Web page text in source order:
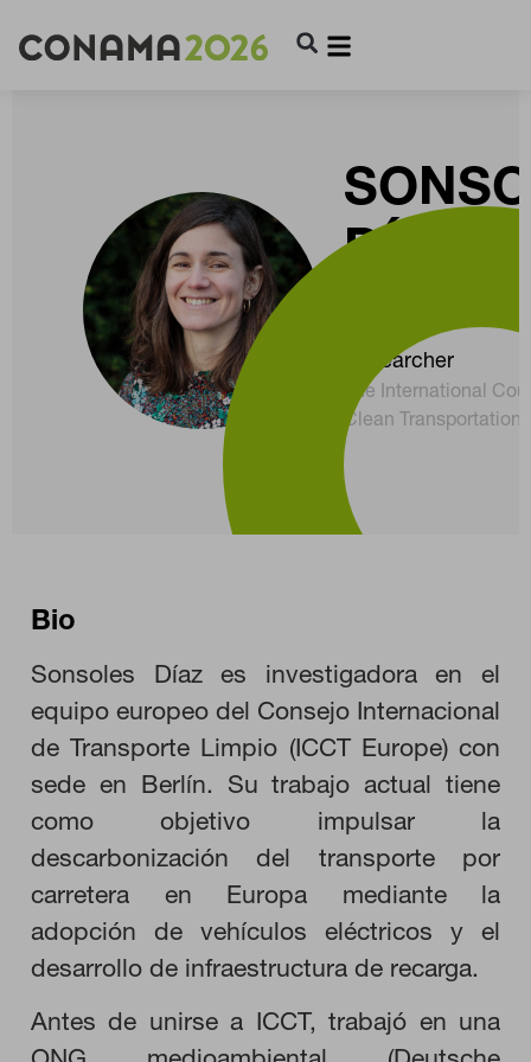
DÍAZ
Researcher
The International
Clean Transportation
Bio
Sonsoles Díaz es investigadora en el
equipo europeo del Consejo Internacional
de Transporte Limpio (ICCT Europe) con
sede en Berlín. Su trabajo actual tiene
como objetivo impulsar la
descarbonización del transporte por
carretera en Europa mediante la
adopción de vehículos eléctricos y el
desarrollo de infraestructura de recarga.
Antes de unirse a ICCT, trabajó en una
CONFIGURACIÓN DE COOKIES
RECHAZAR TODO
HABILITAR TODO
Cookies necesarias
Estas cookies son necesarias para que el sitio web funcione y